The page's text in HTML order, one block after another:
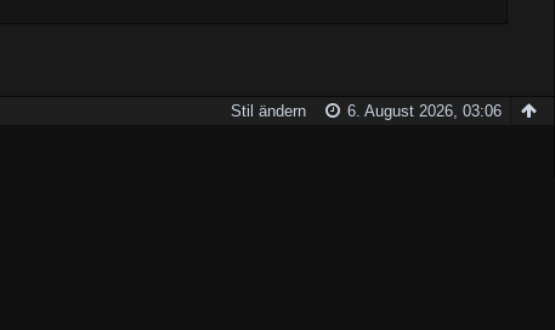
6. August 2026, 03:06
Stil ändern